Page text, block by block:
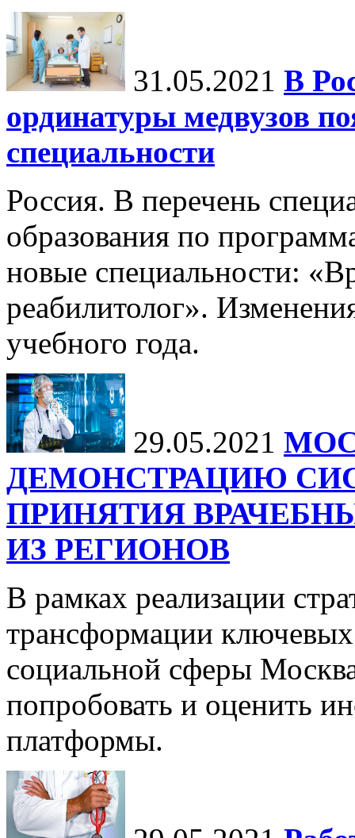
31.05.2021 В
ординатуры медвузов
специальности
Россия. В перечень
образования по
новые специальности:
реабилитолог».
учебного года.
29.05.2021
ДЕМОНСТРАЦИЮ
ПРИНЯТИЯ
ИЗ РЕГИОНОВ
В рамках реализации
трансформации
социальной сферы
попробовать и оценить
платформы.